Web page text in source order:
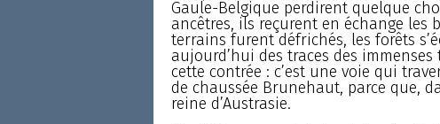
Gaule-Belgique perdirent quelque
ancêtres, ils reçurent en échange les
terrains furent défrichés, les forêts
aujourd’hui des traces des
cette contrée : c’est une voie qui
de chaussée Brunehaut, parce que,
reine d’Austrasie.